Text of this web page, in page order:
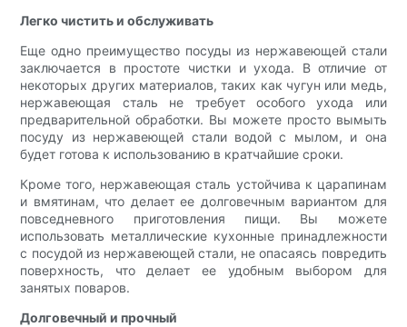
Легко чистить и обслуживать
Еще одно преимущество посуды из нержавеющей стали
заключается в простоте чистки и ухода. В отличие от
некоторых других материалов, таких как чугун или медь,
нержавеющая сталь не требует особого ухода или
предварительной обработки. Вы можете просто вымыть
посуду из нержавеющей стали водой с мылом, и она
будет готова к использованию в кратчайшие сроки.
Кроме того, нержавеющая сталь устойчива к царапинам
и вмятинам, что делает ее долговечным вариантом для
повседневного приготовления пищи. Вы можете
использовать металлические кухонные принадлежности
с посудой из нержавеющей стали, не опасаясь повредить
поверхность, что делает ее удобным выбором для
занятых поваров.
Долговечный и прочный